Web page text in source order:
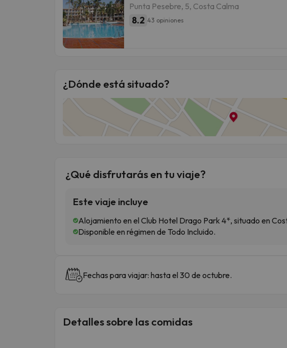
Punta Pesebre, 5, Costa Calma
8.2 43 opiniones
¿Dónde está situado?
¿Qué disfrutarás en tu viaje?
Este viaje incluye
Alojamiento en el Club Hotel Drago Park 4*, situado en
Disponible en régimen de Todo Incluido.
Fechas para viajar: hasta el 30 de octubre.
Detalles sobre las comidas